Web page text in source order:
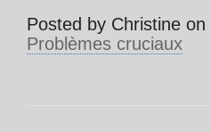
Posted by Christine on
Problèmes cruciaux